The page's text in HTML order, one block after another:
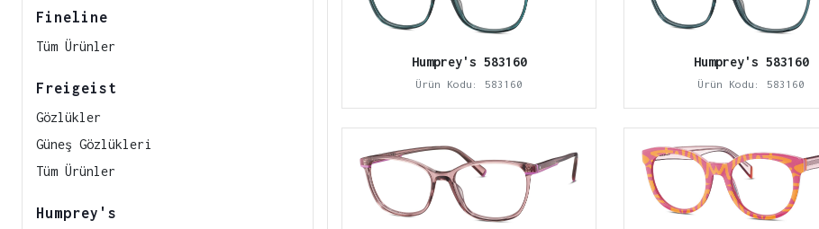
Fineline
Tüm Ürünler
Freigeist
Gözlükler
Güneş Gözlükleri
Tüm Ürünler
Humprey's
Humprey's 583160
Ürün Kodu: 583160
Humprey's 583160
Ürün Kodu: 583160